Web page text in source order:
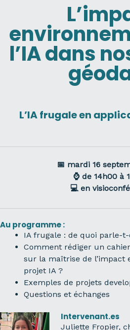
l’IA dans
L’IA frugale en
📅 mardi 16
⌚ de 14h00 à
💻 en
Au programme :
IA frugale : de quoi parle-
Comment rédiger un
sur la maîtrise de l’impact
projet IA ?
Exemples de projets
Questions et échanges
Intervenant.es
Juliette Fropier,